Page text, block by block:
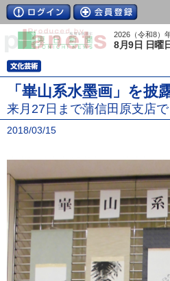
2026（令和8）
8月9日 日曜
「崋山系水墨画」を披
来月27日まで蒲信田原支店
2018/03/15